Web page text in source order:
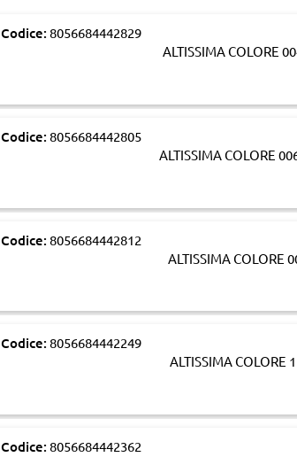
Codice: 8056684442829
ALTISSIMA COLORE
Codice: 8056684442805
ALTISSIMA COLORE
Codice: 8056684442812
ALTISSIMA COLORE
Codice: 8056684442249
ALTISSIMA COLORE
Codice: 8056684442362